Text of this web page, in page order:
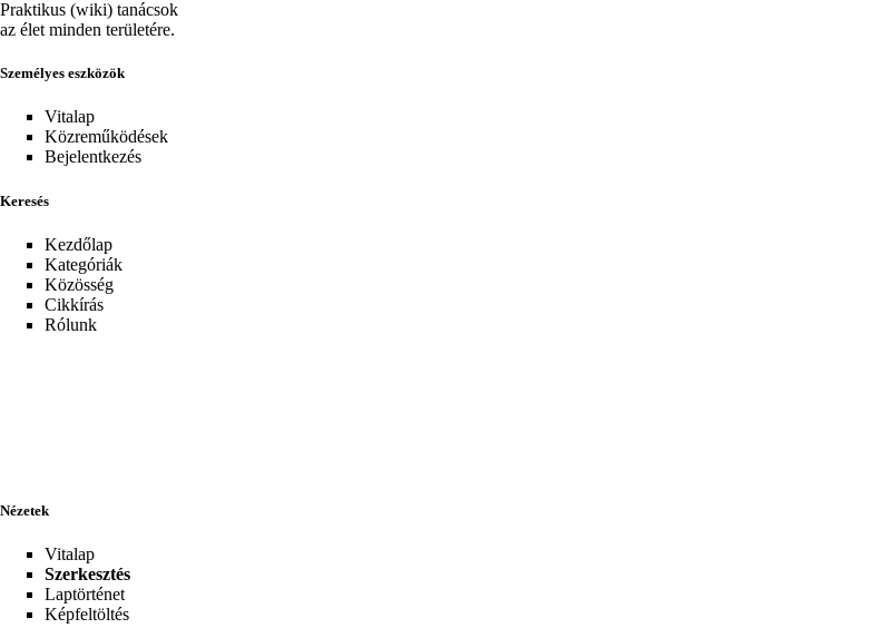
Praktikus (wiki) tanácsok
az élet minden területére.
Személyes eszközök
Vitalap
Közreműködések
Bejelentkezés
Keresés
Kezdőlap
Kategóriák
Közösség
Cikkírás
Rólunk
Nézetek
Vitalap
Szerkesztés
Laptörténet
Képfeltöltés